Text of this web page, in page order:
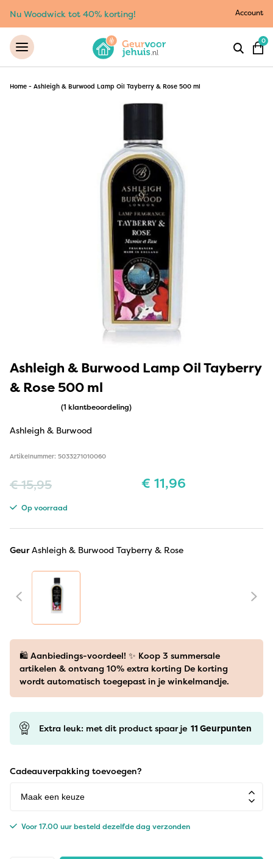
Nu Woodwick tot 40% korting! Account
0
Home - Ashleigh & Burwood Lamp Oil Tayberry & Rose 500 ml
Ashleigh & Burwood Lamp Oil Tayberry
& Rose 500 ml
(1 klantbeoordeling)
Ashleigh & Burwood
Artikelnummer: 5033271010060
€15,95 € 11,96
Op voorraad
GeurAshleigh & Burwood Tayberry & Rose
🛍️ Aanbiedings-voordeel! ✨ Koop 3 summersale
artikelen & ontvang 10% extra korting De korting
wordt automatisch toegepast in je winkelmandje.
Extra leuk: met dit product spaar je 11 Geurpunten
Cadeauverpakking toevoegen?
Voor 17.00 uur besteld dezelfde dag verzonden